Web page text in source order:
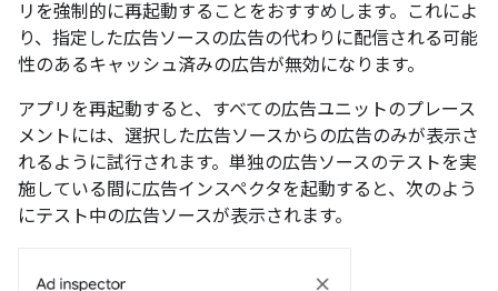
リを強制的に再起動することをおすすめします。これによ
り、指定した広告ソースの広告の代わりに配信される可能
性のあるキャッシュ済みの広告が無効になります。
アプリを再起動すると、すべての広告ユニットのプレース
メントには、選択した広告ソースからの広告のみが表示さ
れるように試行されます。単独の広告ソースのテストを実
施している間に広告インスペクタを起動すると、次のよう
にテスト中の広告ソースが表示されます。